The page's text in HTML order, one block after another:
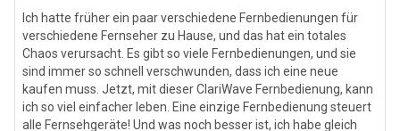
Ich hatte früher ein paar verschiedene Fernbedienungen für
verschiedene Fernseher zu Hause, und das hat ein totales
Chaos verursacht. Es gibt so viele Fernbedienungen, und sie
sind immer so schnell verschwunden, dass ich eine neue
kaufen muss. Jetzt, mit dieser ClariWave Fernbedienung, kann
ich so viel einfacher leben. Eine einzige Fernbedienung steuert
alle Fernsehgeräte! Und was noch besser ist, ich habe gleich